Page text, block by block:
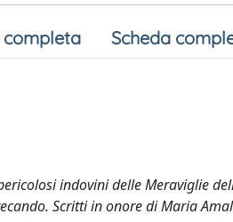
completa Scheda
indovini delle Meraviglie
Scritti in onore di Maria